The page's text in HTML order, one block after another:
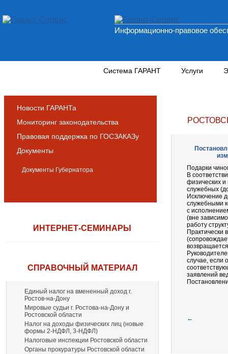
Информационно-правовое
Система ГАРАНТ Услуги
Новости ГАРАНТа
Мониторинг законодательства
Правовая поддержка по ГОСЗАКАЗу
Документы
Документы Губернатора
ИНТЕРНЕТ-СЕМИНАРЫ
СПРАВОЧНЫЙ МАТЕРИАЛ
Единый налог на вмененный доход г.
Ростов-на-Дону
Мировые судьи г. Ростова-на-Дону и
Ростовской области
Налог на доходы физических лиц (новые
формы 2-НДФЛ, 3-НДФЛ)
Налоговые инспекции Ростовской области
Органы прокуратуры Ростовской области
Подарки
В
физических
служебных
Исключение
служебными
с
(вне
работу
Практически
случае, если
заявлений
←